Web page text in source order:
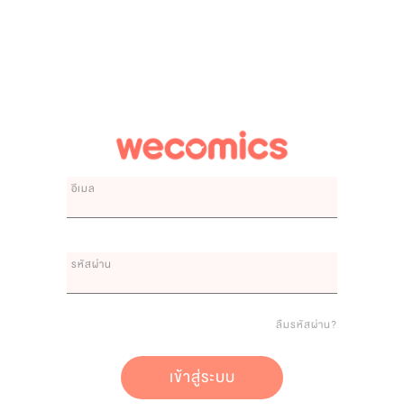
อีเมล
รหัสผ่าน
ลืมรหัสผ่าน?
เข้าสู่ระบบ